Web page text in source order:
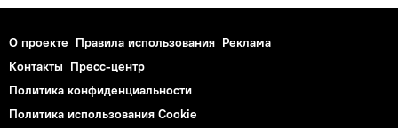
О проекте Правила использования Реклама
Контакты Пресс-центр
Политика конфиденциальности
Политика использования Cookie